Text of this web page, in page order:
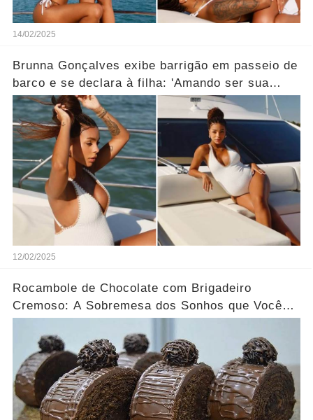
14/02/2025
Brunna Gonçalves exibe barrigão em passeio de
barco e se declara à filha: 'Amando ser sua
casa'
12/02/2025
Rocambole de Chocolate com Brigadeiro
Cremoso: A Sobremesa dos Sonhos que Você